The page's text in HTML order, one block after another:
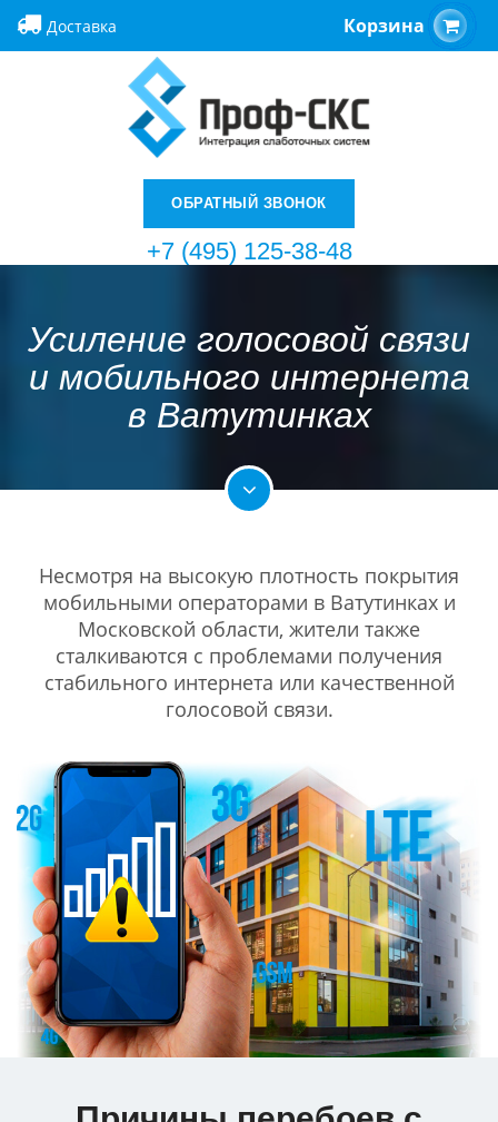
Доставка Корзина
ОБРАТНЫЙ ЗВОНОК
+7 (495) 125-38-48
Усиление голосовой связи
и мобильного интернета
в Ватутинках
Несмотря на высокую плотность покрытия
мобильными операторами в Ватутинках и
Московской области, жители также
сталкиваются с проблемами получения
стабильного интернета или качественной
голосовой связи.